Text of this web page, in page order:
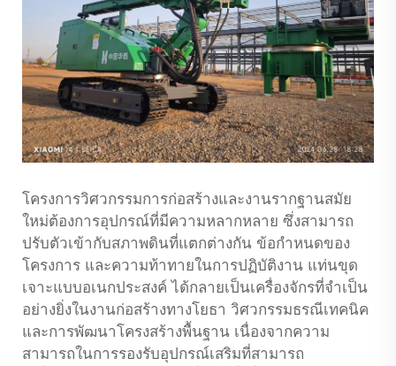
โครงการวิศวกรรมการก่อสร้างและงานรากฐานสมัย
ใหม่ต้องการอุปกรณ์ที่มีความหลากหลาย ซึ่งสามารถ
ปรับตัวเข้ากับสภาพดินที่แตกต่างกัน ข้อกำหนดของ
โครงการ และความท้าทายในการปฏิบัติงาน แท่นขุด
เจาะแบบอเนกประสงค์ได้กลายเป็นเครื่องจักรที่จำเป็น
อย่างยิ่งในงานก่อสร้างทางโยธา วิศวกรรมธรณีเทคนิค
และการพัฒนาโครงสร้างพื้นฐาน เนื่องจากความ
สามารถในการรองรับอุปกรณ์เสริมที่สามารถ